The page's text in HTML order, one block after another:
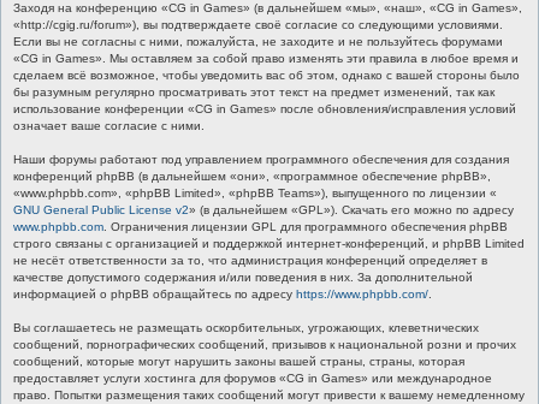
Заходя на конференцию «CG in Games» (в дальнейшем «мы», «наш», «CG in Games»,
«http://cgig.ru/forum»), вы подтверждаете своё согласие со следующими условиями.
Если вы не согласны с ними, пожалуйста, не заходите и не пользуйтесь форумами
«CG in Games». Мы оставляем за собой право изменять эти правила в любое время и
сделаем всё возможное, чтобы уведомить вас об этом, однако с вашей стороны было
бы разумным регулярно просматривать этот текст на предмет изменений, так как
использование конференции «CG in Games» после обновления/исправления условий
означает ваше согласие с ними.
Наши форумы работают под управлением программного обеспечения для создания
конференций phpBB (в дальнейшем «они», «программное обеспечение phpBB»,
«www.phpbb.com», «phpBB Limited», «phpBB Teams»), выпущенного по лицензии «
GNU General Public License v2» (в дальнейшем «GPL»). Скачать его можно по адресу
www.phpbb.com . Ограничения лицензии GPL для программного обеспечения phpBB
строго связаны с организацией и поддержкой интернет-конференций, и phpBB Limited
не несёт ответственности за то, что администрация конференций определяет в
качестве допустимого содержания и/или поведения в них. За дополнительной
информацией о phpBB обращайтесь по адресу https://www.phpbb.com/
Вы соглашаетесь не размещать оскорбительных, угрожающих, клеветнических
сообщений, порнографических сообщений, призывов к национальной розни и прочих
сообщений, которые могут нарушить законы вашей страны, страны, которая
предоставляет услуги хостинга для форумов «CG in Games» или международное
право. Попытки размещения таких сообщений могут привести к вашему немедленному